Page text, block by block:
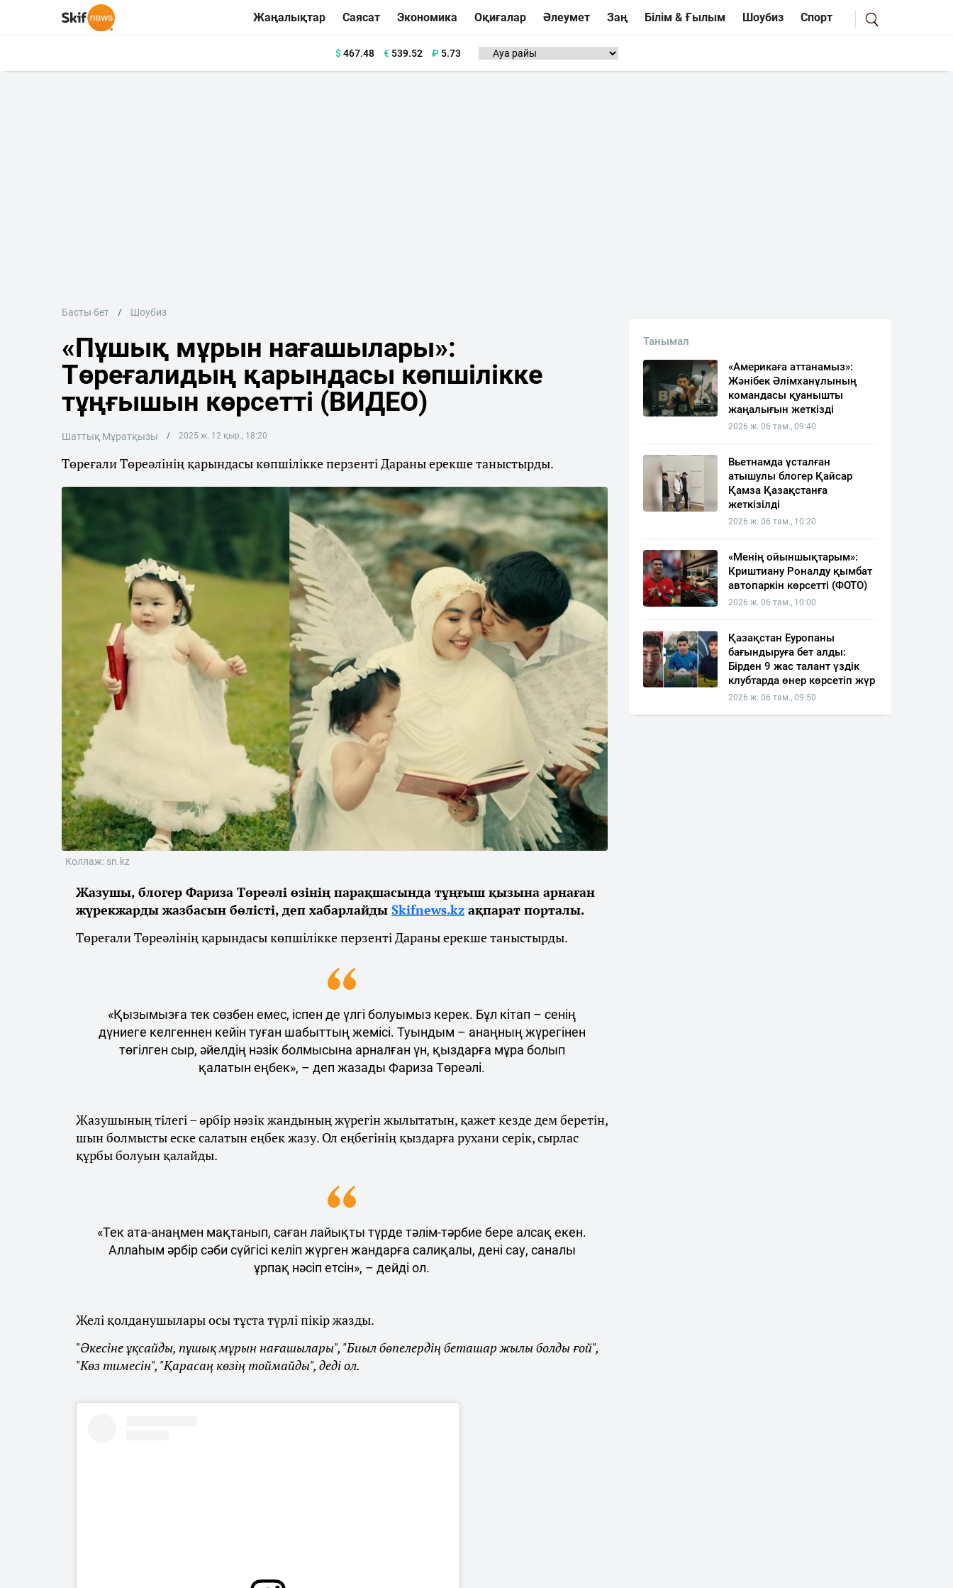
Жаңалықтар Саясат Экономика Оқиғалар Әлеумет Заң Білім & Ғылым Шоубиз Спорт
$467.48 €539.52 ₽ 5.73
Басты бет Шоубиз
«Пұшық мұрын нағашылары»:
Төреғалидың қарындасы көпшілікке
тұңғышын көрсетті (ВИДЕО)
Шаттық Мұратқызы 2025 ж. 12 қыр., 18:20
Төреғали Төреәлінің қарындасы көпшілікке перзенті Дараны ерекше таныстырды.
Коллаж: sn.kz
Жазушы, блогер Фариза Төреәлі өзінің парақшасында тұңғыш қызына арнаған
жүрекжарды жазбасын бөлісті, деп хабарлайды Skifnews.kz ақпарат порталы.
Төреғали Төреәлінің қарындасы көпшілікке перзенті Дараны ерекше таныстырды.
«Қызымызға тек сөзбен емес, іспен де үлгі болуымыз керек. Бұл кітап – сенің
дүниеге келгеннен кейін туған шабыттың жемісі. Туындым – анаңның жүрегінен
төгілген сыр, әйелдің нәзік болмысына арналған үн, қыздарға мұра болып
қалатын еңбек», – деп жазады Фариза Төреәлі.
Жазушының тілегі – әрбір нәзік жандының жүрегін жылытатын, қажет кезде дем беретін,
шын болмысты еске салатын еңбек жазу. Ол еңбегінің қыздарға рухани серік, сырлас
құрбы болуын қалайды.
«Тек ата-анаңмен мақтанып, саған лайықты түрде тәлім-тәрбие бере алсақ екен.
Аллаһым әрбір сәби сүйгісі келіп жүрген жандарға салиқалы, дені сау, саналы
ұрпақ нәсіп етсін», – дейді ол.
Желі қолданушылары осы тұста түрлі пікір жазды.
"Әкесіне ұқсайды, пұшық мұрын нағашылары", "Биыл бөпелердің беташар жылы болды ғой",
"Көз тимесін", "Қарасаң көзің тоймайды", деді ол.
Танымал
«Америкаға аттанамыз»:
Жәнібек Әлімханұлының
командасы қуанышты
жаңалығын жеткізді
2026 ж. 06 там., 09:40
Вьетнамда ұсталған
атышулы блогер Қайсар
Қамза Қазақстанға
жеткізілді
2026 ж. 06 там., 10:20
«Менің ойыншықтарым»:
Криштиану Роналду қымбат
автопаркін көрсетті (ФОТО)
2026 ж. 06 там., 10:00
Қазақстан Еуропаны
бағындыруға бет алды:
Бірден 9 жас талант үздік
клубтарда өнер көрсетіп жүр
2026 ж. 06 там., 09:50